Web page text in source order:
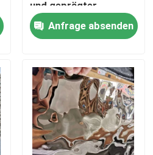
und geprägter
Oberfläche für
dekorative
Anwendungen
Anfrage absenden